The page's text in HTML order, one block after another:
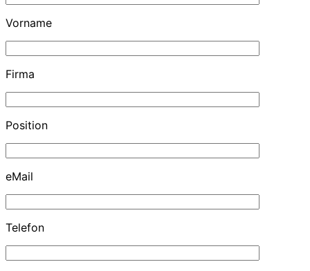
Vorname
Firma
Position
eMail
Telefon